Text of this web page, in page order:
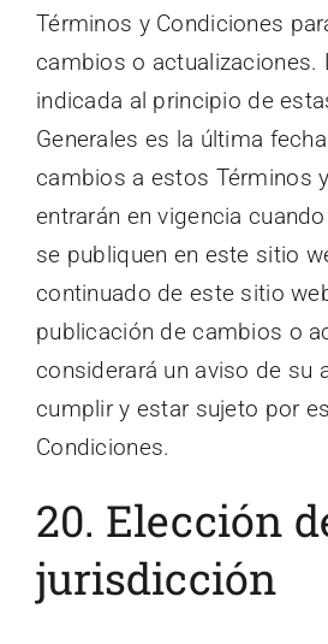
Términos y Condiciones
cambios o actualizaciones.
indicada al principio de
Generales es la última
cambios a estos Términos
entrarán en vigencia
se publiquen en este sitio
continuado de este sitio
publicación de cambios o
considerará un aviso de su
cumplir y estar sujeto por
Condiciones.
20. Elección
jurisdicción